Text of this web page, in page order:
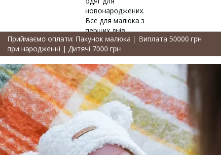
Приймаємо оплати: Пакунок малюка | Виплата 50000 грн
при народженні | Дитячі 7000 грн